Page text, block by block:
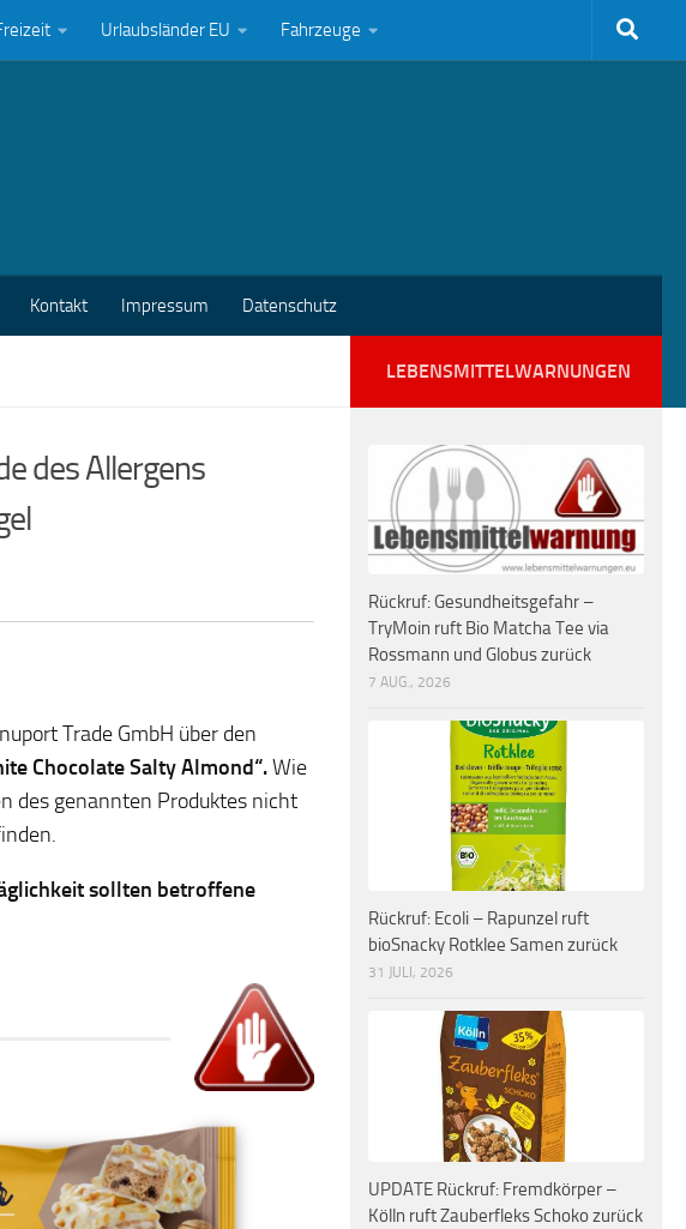
Urlaubsländer EU Fahrzeuge
Kontakt Impressum Datenschutz
des Allergens
Trade GmbH über den
Chocolate Salty Almond“.Wie
des genannten Produktes nicht
sollten betroffene
LEBENSMITTELWARNUNGEN
Rückruf: Gesundheitsgefahr –
TryMoin ruft Bio Matcha Tee via
Rossmann und Globus zurück
7 AUG., 2026
Rückruf: Ecoli – Rapunzel ruft
bioSnacky Rotklee Samen zurück
31 JULI, 2026
UPDATE Rückruf: Fremdkörper –
Kölln ruft Zauberfleks Schoko zurück